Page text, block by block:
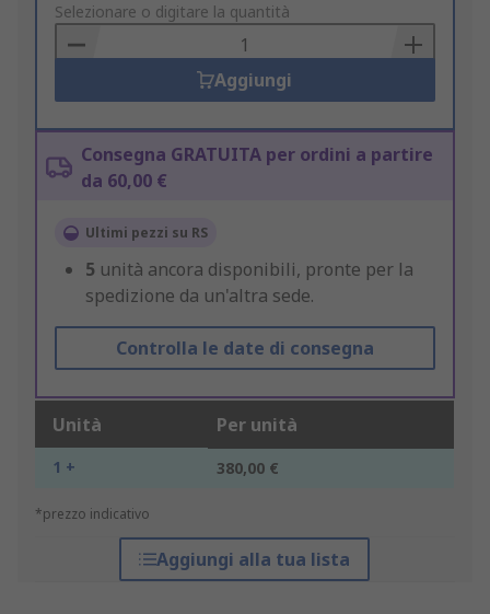
to
Basket
Selezionare o digitare la quantità
Aggiungi
Consegna GRATUITA per ordini a partire
da 60,00 €
Ultimi pezzi su RS
5 unità ancora disponibili, pronte per la
spedizione da un'altra sede.
Controlla le date di consegna
Unità Per unità
1 + 380,00 €
*prezzo indicativo
Aggiungi alla tua lista